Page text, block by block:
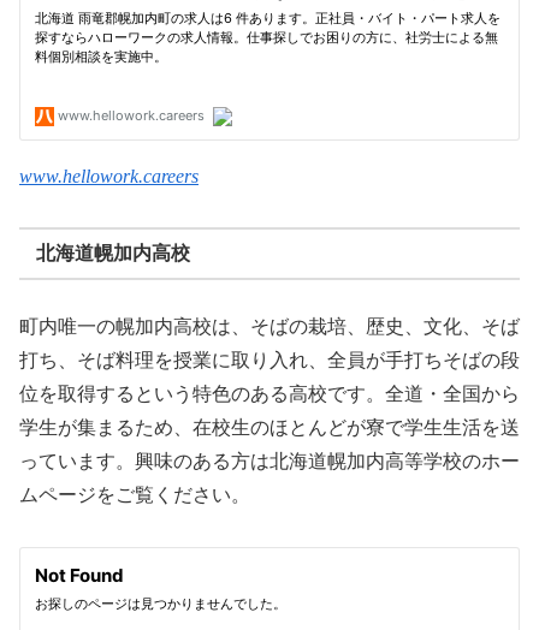
www.hellowork.careers
北海道幌加内高校
町内唯一の幌加内高校は、そばの栽培、歴史、文化、そば
打ち、そば料理を授業に取り入れ、全員が手打ちそばの段
位を取得するという特色のある高校です。全道・全国から
学生が集まるため、在校生のほとんどが寮で学生生活を送
っています。興味のある方は北海道幌加内高等学校のホー
ムページをご覧ください。